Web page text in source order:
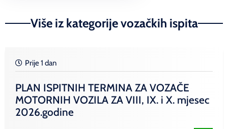
Više iz kategorije vozačkih ispita
Prije 1 dan
PLAN ISPITNIH TERMINA ZA VOZAČE
MOTORNIH VOZILA ZA VIII, IX. i X. mjesec
2026.godine